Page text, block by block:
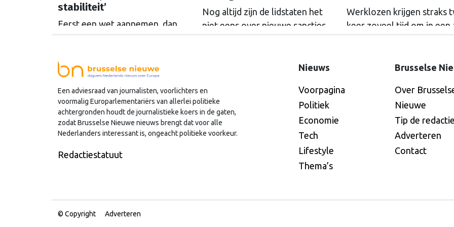
stabiliteit’
Eerst een wet aannemen, dan
in Brussel. De SER slaat alarm,
de Europese Ombudsman ook.
Wat is er mis met hoe Europa
wetten maakt?
Nog altijd zijn de lidstaten het
niet eens over nieuwe sancties
vooruitgeschoven, dat intussen
afgezwakt.
Werklozen krijgen straks
keer zoveel tijd om in een
touwtrekken ging daaraan
tijd tegen de
Een adviesraad van journalisten, voorlichters en
voormalig Europarlementariërs van allerlei politieke
achtergronden houdt de journalistieke koers in de gaten,
zodat Brusselse Nieuwe nieuws brengt dat voor alle
Nederlanders interessant is, ongeacht politieke voorkeur.
Redactiestatuut
Nieuws
Voorpagina
Politiek
Economie
Tech
Lifestyle
Thema’s
Brusselse
Over
Nieuwe
Tip de redactie
Adverteren
Contact
© Copyright Adverteren